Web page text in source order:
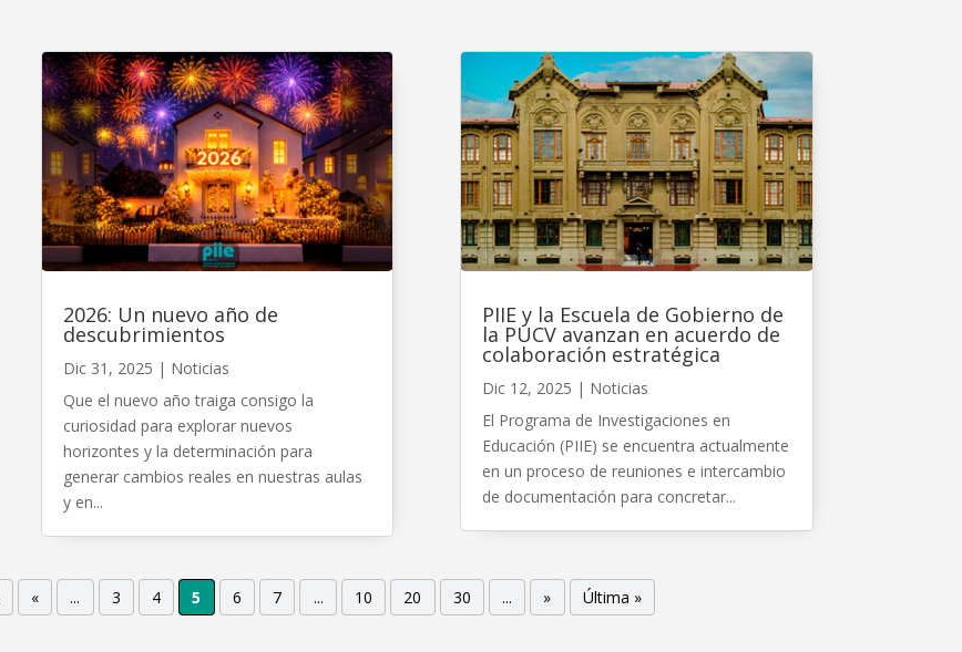
2026: Un nuevo año de
descubrimientos
Dic 31, 2025 | Noticias
Que el nuevo año traiga consigo la
curiosidad para explorar nuevos
horizontes y la determinación para
generar cambios reales en nuestras aulas
y en...
PIIE y la Escuela de Gobierno de
la PUCV avanzan en acuerdo de
colaboración estratégica
Dic 12, 2025 | Noticias
El Programa de Investigaciones en
Educación (PIIE) se encuentra actualmente
en un proceso de reuniones e intercambio
de documentación para concretar...
« ... 3 4 5 6 7 ... 10 20 30 ... » Última »